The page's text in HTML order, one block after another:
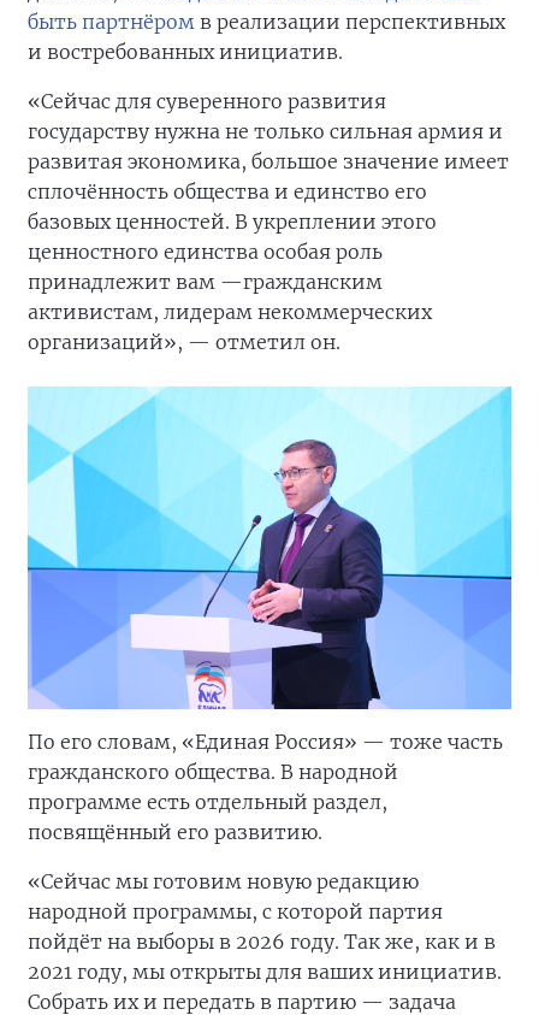
быть партнёром в реализации перспективных
и востребованных инициатив.
«Сейчас для суверенного развития
государству нужна не только сильная армия и
развитая экономика, большое значение имеет
сплочённость общества и единство его
базовых ценностей. В укреплении этого
ценностного единства особая роль
принадлежит вам —гражданским
активистам, лидерам некоммерческих
организаций», — отметил он.
По его словам, «Единая Россия» — тоже часть
гражданского общества. В народной
программе есть отдельный раздел,
посвящённый его развитию.
«Сейчас мы готовим новую редакцию
народной программы, с которой партия
пойдёт на выборы в 2026 году. Так же, как и в
2021 году, мы открыты для ваших инициатив.
Собрать их и передать в партию — задача